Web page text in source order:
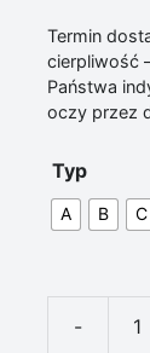
Termin
cierpliwość
Państwa
oczy przez
Typ
A B C
-
ilość